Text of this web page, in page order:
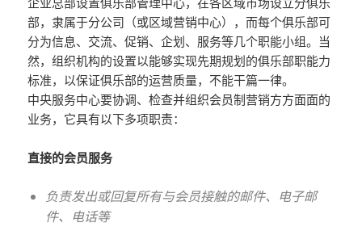
部，隶属于分公司（或区域营销中心），而每个俱乐部可
分为信息、交流、促销、企划、服务等几个职能小组。当
然，组织机构的设置以能够实现先期规划的俱乐部职能力
标准，以保证俱乐部的运营质量，不能干篇一律。
中央服务中心要协调、检查并组织会员制营销方方面面的
业务，它具有以下多项职责：
直接的会员服务
负责发出或回复所有与会员接触的邮件、电子邮
件、电话等